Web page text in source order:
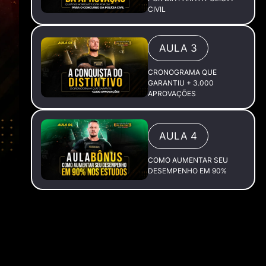
CIVIL
AULA 3
CRONOGRAMA QUE
GARANTIU + 3.000
APROVAÇÕES
AULA 4
COMO AUMENTAR SEU
DESEMPENHO EM 90%